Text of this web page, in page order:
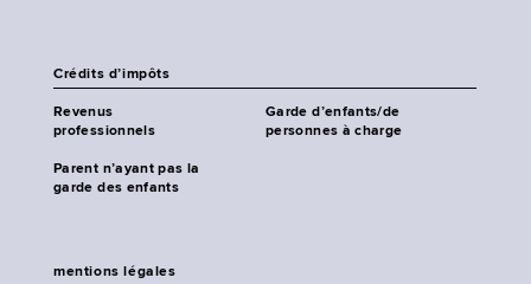
Crédits d’impôts
Revenus
professionnels
Garde d’enfants/de
personnes à charge
Parent n’ayant pas la
garde des enfants
mentions légales